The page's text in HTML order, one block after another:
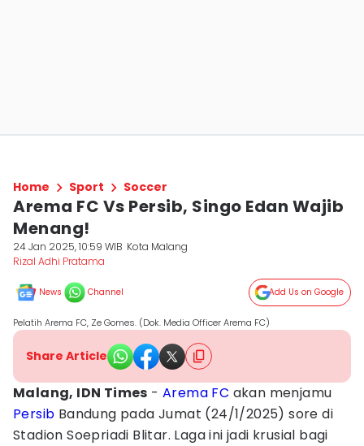
Home Sport Soccer
Arema FC Vs Persib, Singo Edan Wajib
Menang!
24 Jan 2025, 10:59 WIB Kota Malang
Rizal Adhi Pratama
News Channel Add Us on Google
Pelatih Arema FC, Ze Gomes. (Dok. Media Officer Arema FC)
Share Article
Malang, IDN Times -Arema FC akan menjamu
Persib Bandung pada Jumat (24/1/2025) sore di
Stadion Soepriadi Blitar. Laga ini jadi krusial bagi